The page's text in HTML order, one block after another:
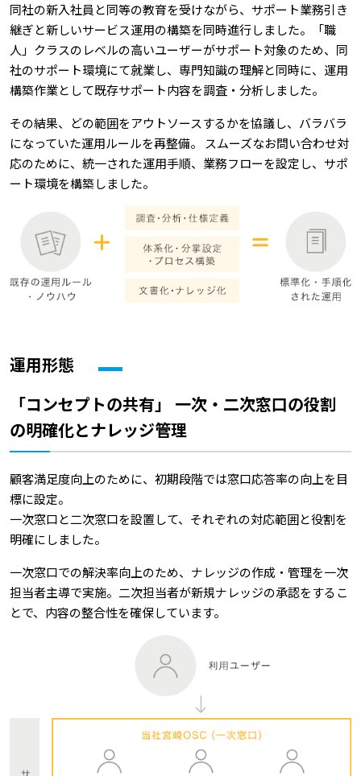
同社の新入社員と同等の教育を受けながら、サポート業務引き
継ぎと新しいサービス運用の構築を同時進行しました。「職
人」クラスのレベルの高いユーザーがサポート対象のため、同
社のサポート環境にて就業し、専門知識の理解と同時に、運用
構築作業として既存サポート内容を調査・分析しました。
その結果、どの範囲をアウトソースするかを協議し、バラバラ
になっていた運用ルールを再整備。 スムーズなお問い合わせ対
応のために、統一された運用手順、業務フローを設定し、サポ
ート環境を構築しました。
運用形態
「コンセプトの共有」 一次・二次窓口の役割
の明確化とナレッジ管理
顧客満足度向上のために、初期段階では窓口応答率の向上を目
標に設定。
一次窓口と二次窓口を設置して、それぞれの対応範囲と役割を
明確にしました。
一次窓口での解決率向上のため、ナレッジの作成・管理を一次
担当者主導で実施。二次担当者が新規ナレッジの承認をするこ
とで、内容の整合性を確保しています。